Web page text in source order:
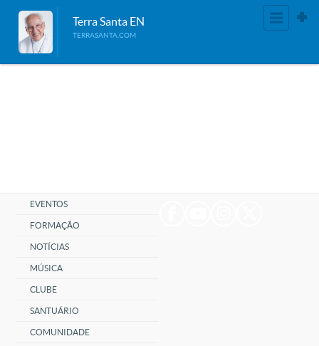
Terra Santa EN
TERRASANTA.COM
EVENTOS
FORMAÇÃO
NOTÍCIAS
MÚSICA
CLUBE
SANTUÁRIO
COMUNIDADE